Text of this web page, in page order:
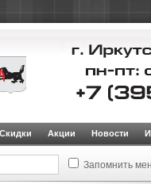
Скидки Акции Новости
Запомнить